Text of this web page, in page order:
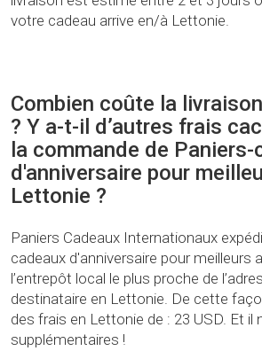
votre cadeau arrive en/à Lettonie.
Combien coûte la
? Y a-t-il d’autres frais
la commande de Paniers-
d'anniversaire pour
Lettonie ?
Paniers Cadeaux Internationaux
cadeaux d'anniversaire pour meilleurs
l’entrepôt local le plus proche de
destinataire en Lettonie. De cette
des frais en Lettonie de : 23 USD. Et il
supplémentaires !